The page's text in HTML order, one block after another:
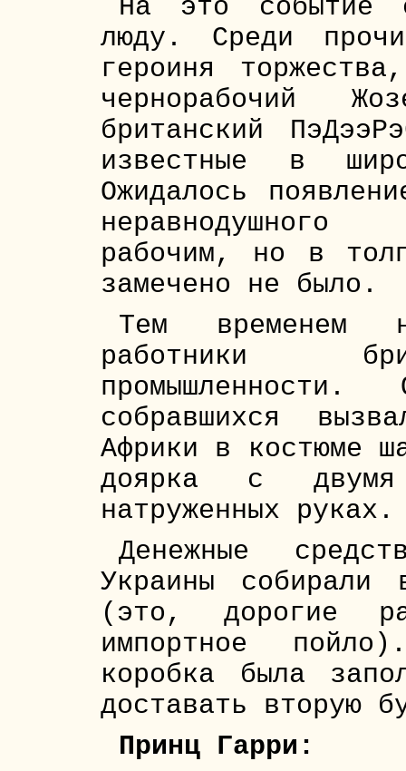
На это событие
люду. Среди
героиня
чернорабочий
британский
известные в
Ожидалось
неравнодушного
рабочим, но в
замечено не было.
Тем временем
работники
собравшихся
Африки в костюме
доярка с
натруженных руках.
Денежные
Украины
(это, дорогие
импортное
коробка была
доставать вторую
Принц Гарри: